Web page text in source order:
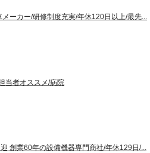
ーカー/研修制度充実/年休120日以上/最先...
当者オススメ/病院
創業60年の設備機器専門商社/年休129日/...